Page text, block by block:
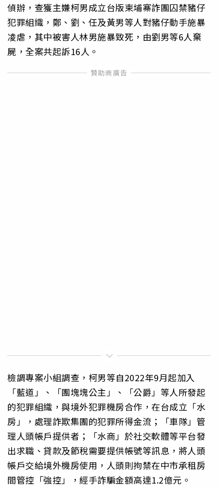
偵辦，查獲主嫌柯男成立台版柬埔寨詐團囚禁豬仔
犯罪組織，鄭、劉、任及黃男等人對豬仔動手施暴
凌虐，其中被害人林男施暴致死，由劉男等6人棄
屍，全案共起訴16人。
檢調專案小組調查，柯男等自2022年9月起加入
「藍道」、「團塊塊公主」、「公爵」等人所發起
的犯罪組織，與境外犯罪機房合作，在台成立「水
房」，處理詐欺集團的犯罪所得金流；「車隊」管
理人頭帳戶提供者；「水商」於社交軟體等平台發
出求職、貸款及節稅需要提供帳號等訊息，將人頭
帳戶交給境外機房使用，人頭則拘禁在中市承租房
間管控「強控」，經手詐騙金額高達1.2億元。